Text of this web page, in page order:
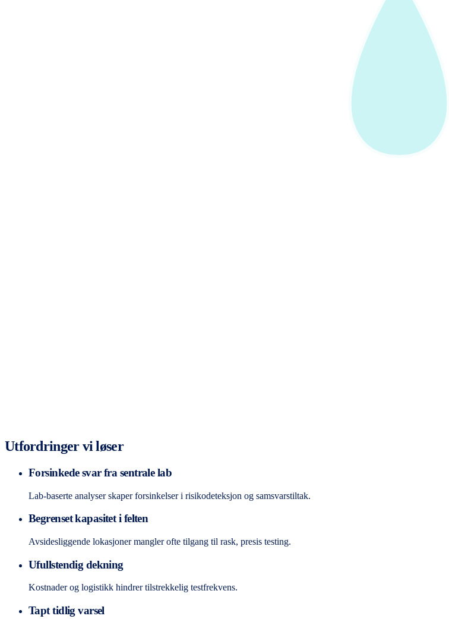
Utfordringer vi løser
Forsinkede svar fra sentrale lab
Lab-baserte analyser skaper forsinkelser i risikodeteksjon og samsvarstiltak.
Begrenset kapasitet i felten
Avsidesliggende lokasjoner mangler ofte tilgang til rask, presis testing.
Ufullstendig dekning
Kostnader og logistikk hindrer tilstrekkelig testfrekvens.
Tapt tidlig varsel